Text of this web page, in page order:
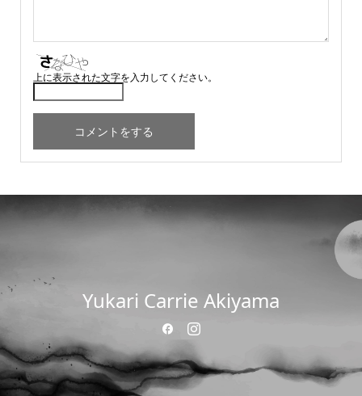
上に表示された文字を入力してください。
Yukari Carrie Akiyama